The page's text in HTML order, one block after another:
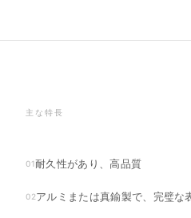
主な特長
01耐久性があり、高品質
02アルミまたは真鍮製で、完璧な